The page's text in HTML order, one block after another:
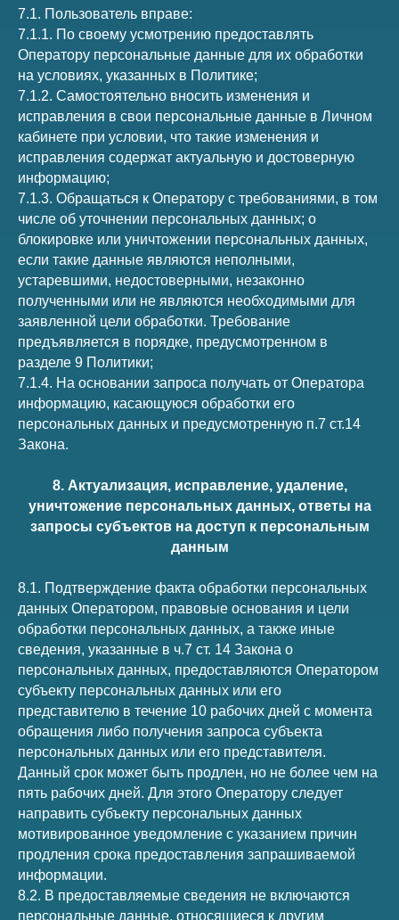
7.1. Пользователь вправе:
7.1.1. По своему усмотрению предоставлять
Оператору персональные данные для их обработки
на условиях, указанных в Политике;
7.1.2. Самостоятельно вносить изменения и
исправления в свои персональные данные в Личном
кабинете при условии, что такие изменения и
исправления содержат актуальную и достоверную
информацию;
7.1.3. Обращаться к Оператору с требованиями, в том
числе об уточнении персональных данных; о
блокировке или уничтожении персональных данных,
если такие данные являются неполными,
устаревшими, недостоверными, незаконно
полученными или не являются необходимыми для
заявленной цели обработки. Требование
предъявляется в порядке, предусмотренном в
разделе 9 Политики;
7.1.4. На основании запроса получать от Оператора
информацию, касающуюся обработки его
персональных данных и предусмотренную п.7 ст.14
Закона.
8. Актуализация, исправление, удаление,
уничтожение персональных данных, ответы на
запросы субъектов на доступ к персональным
данным
8.1. Подтверждение факта обработки персональных
данных Оператором, правовые основания и цели
обработки персональных данных, а также иные
сведения, указанные в ч.7 ст. 14 Закона о
персональных данных, предоставляются Оператором
субъекту персональных данных или его
представителю в течение 10 рабочих дней с момента
обращения либо получения запроса субъекта
персональных данных или его представителя.
Данный срок может быть продлен, но не более чем на
пять рабочих дней. Для этого Оператору следует
направить субъекту персональных данных
мотивированное уведомление с указанием причин
продления срока предоставления запрашиваемой
информации.
8.2. В предоставляемые сведения не включаются
персональные данные, относящиеся к другим